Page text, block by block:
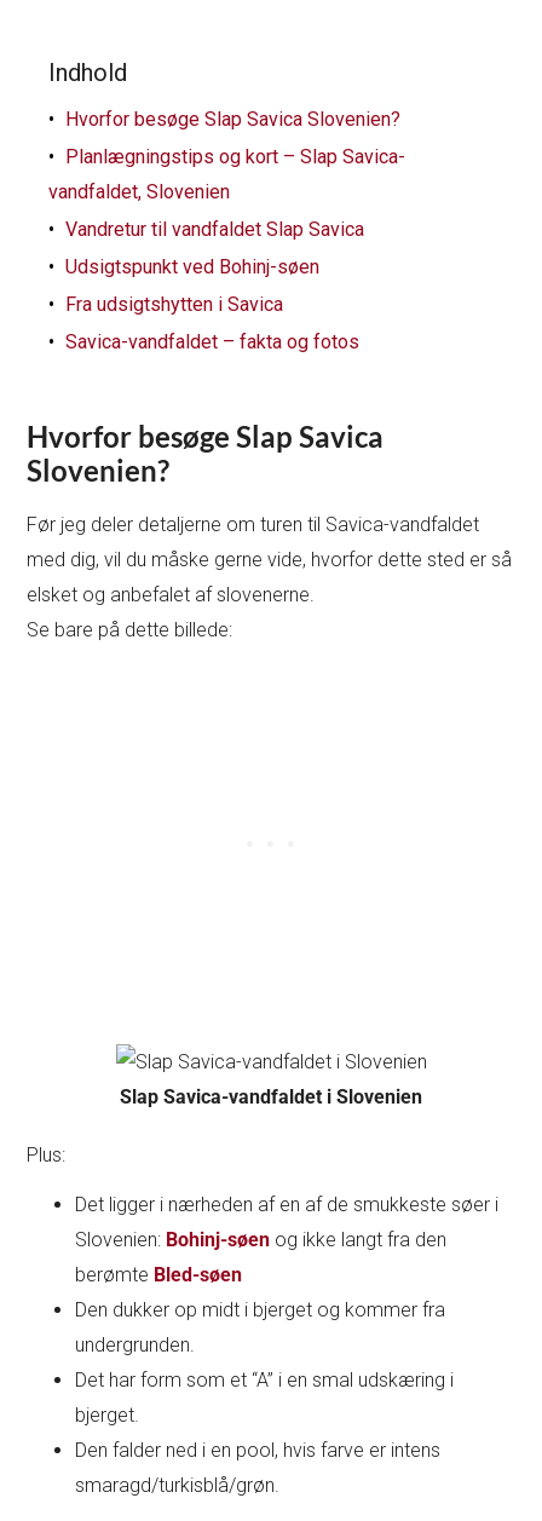
Indhold
Hvorfor besøge Slap Savica Slovenien?
Planlægningstips og kort – Slap Savica-
vandfaldet, Slovenien
Vandretur til vandfaldet Slap Savica
Udsigtspunkt ved Bohinj-søen
Fra udsigtshytten i Savica
Savica-vandfaldet – fakta og fotos
Hvorfor besøge Slap Savica
Slovenien?
Før jeg deler detaljerne om turen til Savica-vandfaldet
med dig, vil du måske gerne vide, hvorfor dette sted er så
elsket og anbefalet af slovenerne.
Se bare på dette billede:
Slap Savica-vandfaldet i Slovenien
Plus:
Det ligger i nærheden af en af de smukkeste søer i
Slovenien: Bohinj-søen og ikke langt fra den
berømte Bled-søen
Den dukker op midt i bjerget og kommer fra
undergrunden.
Det har form som et “A” i en smal udskæring i
bjerget.
Den falder ned i en pool, hvis farve er intens
smaragd/turkisblå/grøn.